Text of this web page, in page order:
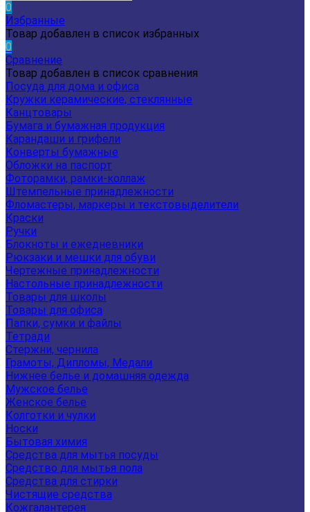
0
Избранные
Товар добавлен в список избранных
0
Сравнение
Товар добавлен в список сравнения
Посуда для дома и офиса
Кружки керамические, стеклянные
Канцтовары
Бумага и бумажная продукция
Карандаши и грифели
Конверты бумажные
Обложки на паспорт
Фоторамки, рамки-коллаж
Штемпельные принадлежности
Фломастеры, маркеры и текстовыделители
Краски
Ручки
Блокноты и ежедневники
Рюкзаки и мешки для обуви
Чертежные принадлежности
Настольные принадлежности
Товары для школы
Товары для офиса
Папки, сумки и файлы
Тетради
Стержни, чернила
Грамоты, Дипломы, Медали
Нижнее белье и домашняя одежда
Мужское белье
Женское белье
Колготки и чулки
Носки
Бытовая химия
Средства для мытья посуды
Средство для мытья пола
Средства для стирки
Чистящие средства
Кожгалантерея